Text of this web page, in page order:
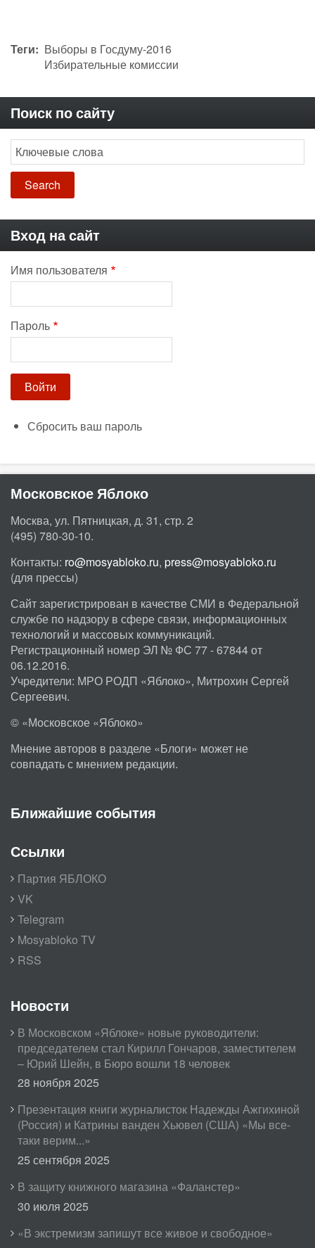
Теги
Выборы в Госдуму-2016
Избирательные комиссии
Поиск по сайту
Search
Вход на сайт
Имя пользователя
Пароль
Сбросить ваш пароль
Московское Яблоко
Москва, ул. Пятницкая, д. 31, стр. 2
(495) 780-30-10.
Контакты: ro@mosyabloko.ru, press@mosyabloko.ru
(для прессы)
Сайт зарегистрирован в качестве СМИ в Федеральной
службе по надзору в сфере связи, информационных
технологий и массовых коммуникаций.
Регистрационный номер ЭЛ № ФС 77 - 67844 от
06.12.2016.
Учредители: МРО РОДП «Яблоко», Митрохин Сергей
Сергеевич.
© «Московское «Яблоко»
Мнение авторов в разделе «Блоги» может не
совпадать с мнением редакции.
Ближайшие события
Ссылки
Партия ЯБЛОКО
VK
Telegram
Mosyabloko TV
RSS
Новости
В Московском «Яблоке» новые руководители:
председателем стал Кирилл Гончаров, заместителем
– Юрий Шейн, в Бюро вошли 18 человек
28 ноября 2025
Презентация книги журналисток Надежды Ажгихиной
(Россия) и Катрины ванден Хьювел (США) «Мы все-
таки верим...»
25 сентября 2025
В защиту книжного магазина «Фаланстер»
30 июля 2025
«В экстремизм запишут все живое и свободное»